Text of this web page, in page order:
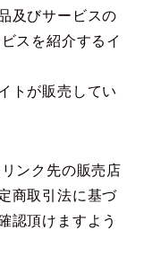
及びサービスの
スを紹介するイ
トが販売してい
ンク先の販売店
商取引法に基づ
認頂けますよう